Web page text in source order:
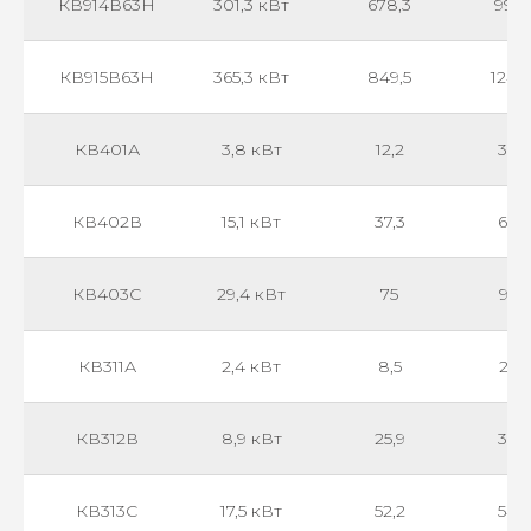
КВ914В63Н 301,3 кВт 678,3
КВ915В63Н 365,3 кВт 849,5
КВ401А 3,8 кВт 12,2
КВ402В 15,1 кВт 37,3
КВ403С 29,4 кВт 75
КВ311А 2,4 кВт 8,5
КВ312В 8,9 кВт 25,9
КВ313С 17,5 кВт 52,2